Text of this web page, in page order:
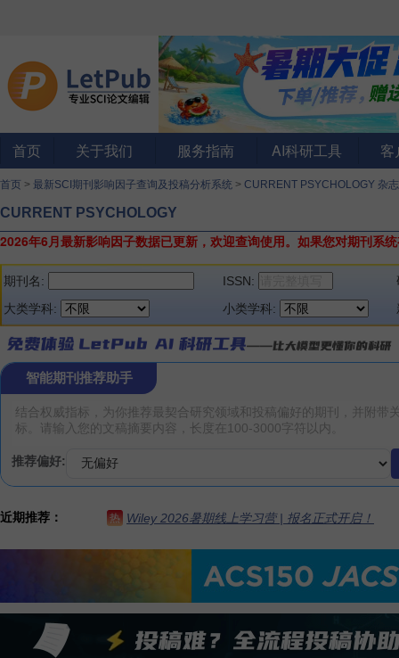
首页 关于我们 服务指南 AI科研工具 客
首页 > 最新SCI期刊影响因子查询及投稿分析系统 > CURRENT PSYCHOLOGY 杂志
CURRENT PSYCHOLOGY
2026年6月最新影响因子数据已更新，欢迎查询使用。 如果您对期刊系
期刊名: ISSN:
大类学科:
小类学科:
智能期刊推荐助手
推荐偏好:
近期推荐： 热 Wiley 2026暑期线上学习营 | 报名正式开启！